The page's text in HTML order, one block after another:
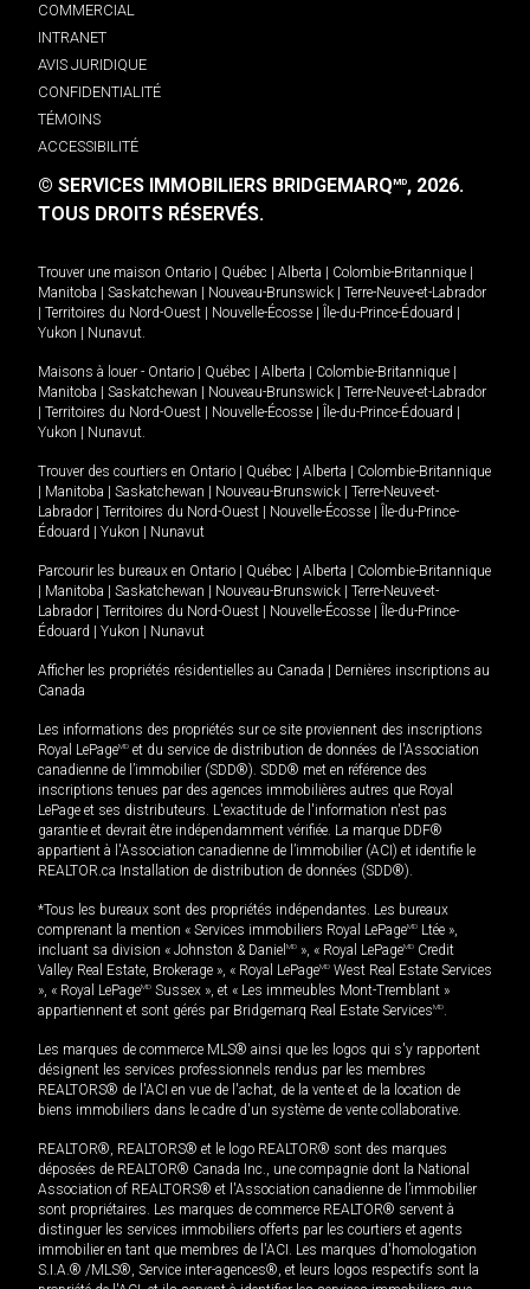
COMMERCIAL
INTRANET
AVIS JURIDIQUE
CONFIDENTIALITÉ
TÉMOINS
ACCESSIBILITÉ
© SERVICES IMMOBILIERS BRIDGEMARQMD, 2026.
TOUS DROITS RÉSERVÉS.
Trouver une maison Ontario Québec Alberta Colombie-Britannique
Manitoba
Saskatchewan Nouveau-Brunswick
Terre-Neuve-et-Labrador
Territoires du Nord-Ouest Nouvelle-Écosse Île-du-Prince-Édouard
Yukon
Nunavut.
Maisons à louer - Ontario Québec Alberta Colombie-Britannique
Manitoba
Saskatchewan Nouveau-Brunswick
Terre-Neuve-et-Labrador
Territoires du Nord-Ouest Nouvelle-Écosse Île-du-Prince-Édouard
Yukon
Nunavut.
Trouver des courtiers en Ontario Québec Alberta
Colombie-Britannique
Manitoba Saskatchewan Nouveau-Brunswick
Terre-Neuve-et-
Labrador
Territoires du Nord-Ouest Nouvelle-Écosse
Île-du-Prince-
Édouard
Yukon Nunavut
Parcourir les bureaux en Ontario Québec Alberta
Colombie-Britannique
Manitoba Saskatchewan Nouveau-Brunswick
Terre-Neuve-et-
Labrador
Territoires du Nord-Ouest Nouvelle-Écosse
Île-du-Prince-
Édouard
Yukon Nunavut
Afficher les propriétés résidentielles au Canada
Dernières inscriptions au
Canada
Les informations des propriétés sur ce site proviennent des inscriptions
Royal LePageMD et du service de distribution de données de l'Association
canadienne de l’immobilier (SDD®). SDD® met en référence des
inscriptions tenues par des agences immobilières autres que Royal
LePage et ses distributeurs. L'exactitude de l'information n'est pas
garantie et devrait être indépendamment vérifiée. La marque DDF®
appartient à l'Association canadienne de l’immobilier (ACI) et identifie le
REALTOR.ca Installation de distribution de données (SDD®).
*Tous les bureaux sont des propriétés indépendantes. Les bureaux
comprenant la mention « Services immobiliers Royal LePageMD Ltée »,
incluant sa division « Johnston & Daniel MD », « Royal LePageMD Credit
Valley Real Estate, Brokerage », « Royal LePageMD West Real Estate Services
», « Royal LePageMD Sussex », et « Les immeubles Mont-Tremblant »
appartiennent et sont gérés par Bridgemarq Real Estate ServicesMD.
Les marques de commerce MLS® ainsi que les logos qui s'y rapportent
désignent les services professionnels rendus par les membres
REALTORS® de l'ACI en vue de l'achat, de la vente et de la location de
biens immobiliers dans le cadre d'un système de vente collaborative.
REALTOR®, REALTORS® et le logo REALTOR® sont des marques
déposées de REALTOR® Canada Inc., une compagnie dont la National
Association of REALTORS® et l'Association canadienne de l’immobilier
sont propriétaires. Les marques de commerce REALTOR® servent à
distinguer les services immobiliers offerts par les courtiers et agents
immobilier en tant que membres de l'ACI. Les marques d'homologation
S.I.A.® /MLS®, Service inter-agences®, et leurs logos respectifs sont la